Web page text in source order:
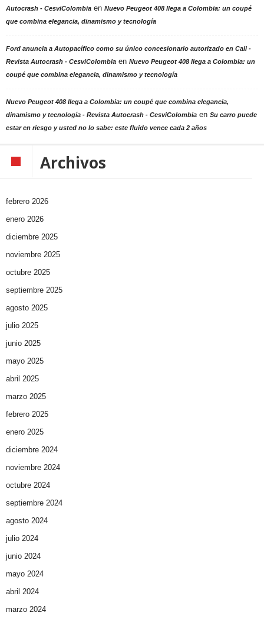
Autocrash - CesviColombia en Nuevo Peugeot 408 llega a Colombia: un coupé
que combina elegancia, dinamismo y tecnología
Ford anuncia a Autopacífico como su único concesionario autorizado en Cali -
Revista Autocrash - CesviColombia en Nuevo Peugeot 408 llega a Colombia: un
coupé que combina elegancia, dinamismo y tecnología
Nuevo Peugeot 408 llega a Colombia: un coupé que combina elegancia,
dinamismo y tecnología - Revista Autocrash - CesviColombia en Su carro puede
estar en riesgo y usted no lo sabe: este fluido vence cada 2 años
Archivos
febrero 2026
enero 2026
diciembre 2025
noviembre 2025
octubre 2025
septiembre 2025
agosto 2025
julio 2025
junio 2025
mayo 2025
abril 2025
marzo 2025
febrero 2025
enero 2025
diciembre 2024
noviembre 2024
octubre 2024
septiembre 2024
agosto 2024
julio 2024
junio 2024
mayo 2024
abril 2024
marzo 2024